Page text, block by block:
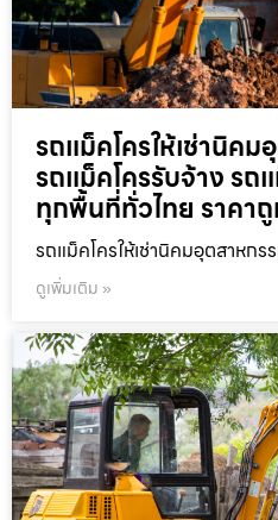
รถแม็คโครให้เช่านิค
รถแม็คโครรับจ้าง รถ
ทุกพื้นที่ทั่วไทย ราคา
รถแม็คโครให้เช่านิคมอุตสาหกร
ดูเพิ่มเติม »